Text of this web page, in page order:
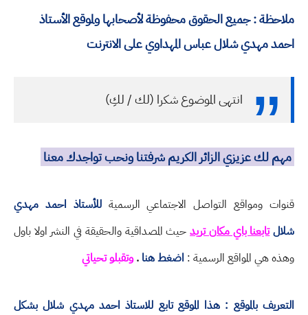
ملاحظة : جميع الحقوق محفوظة لأصحابها ولموقع الأستاذ
احمد مهدي شلال عباس المهداوي على الانترنت
انتهى الموضوع شكرا (لك / لكِ)
مهم لك عزيزي الزائر الكريم شرفتنا ونحب تواجدك معنا
قنوات ومواقع التواصل الاجتماعي الرسميةللأستاذ احمد مهدي
شلالتابعنا باي مكان تريدحيث المصداقية والحقيقة في النشر اولا باول
وهذه هي المواقع الرسمية : اضغط هنا .وتقبلو تحياتي
التعريف بالموقع : هذا الموقع تابع للاستاذ احمد مهدي شلال بشكل